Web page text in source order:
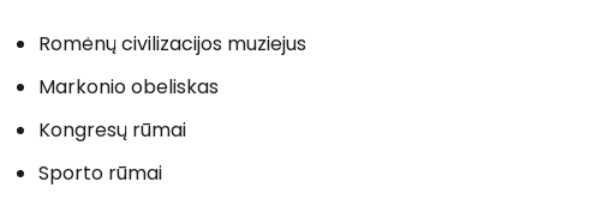
Romėnų civilizacijos muziejus
Markonio obeliskas
Kongresų rūmai
Sporto rūmai